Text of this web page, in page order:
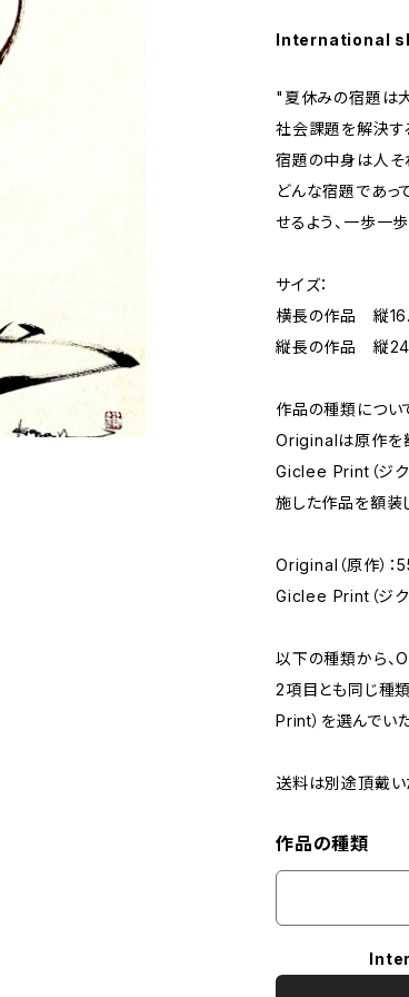
International
"夏休みの宿題は
社会課題を解決す
宿題の中身は人そ
どんな宿題であっ
せるよう、一歩一
サイズ：
横長の作品 縦
縦長の作品 縦
作品の種類につい
Originalは原作を
Giclee Print（ジク
施した作品を額装
Original（原作）
Giclee Print（ジク
以下の種類から、
2項目とも同じ種
Print）を選んでい
送料は別途頂戴い
作品の種類